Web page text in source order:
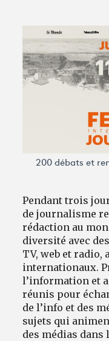
connexion
200 débats et
Pendant trois
de journalisme
rédaction au
diversité avec
TV, web et radio,
internationaux.
l’information et
réunis pour
de l’info et des
sujets qui
des médias dans